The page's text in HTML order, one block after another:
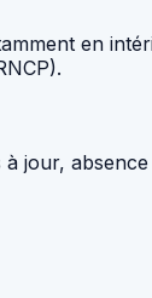
en
jour,